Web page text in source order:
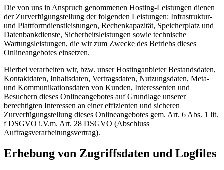
Die von uns in Anspruch genommenen Hosting-Leistungen dienen
der Zurverfügungstellung der folgenden Leistungen: Infrastruktur-
und Plattformdienstleistungen, Rechenkapazität, Speicherplatz und
Datenbankdienste, Sicherheitsleistungen sowie technische
Wartungsleistungen, die wir zum Zwecke des Betriebs dieses
Onlineangebotes einsetzen.
Hierbei verarbeiten wir, bzw. unser Hostinganbieter Bestandsdaten,
Kontaktdaten, Inhaltsdaten, Vertragsdaten, Nutzungsdaten, Meta-
und Kommunikationsdaten von Kunden, Interessenten und
Besuchern dieses Onlineangebotes auf Grundlage unserer
berechtigten Interessen an einer effizienten und sicheren
Zurverfügungstellung dieses Onlineangebotes gem. Art. 6 Abs. 1 lit.
f DSGVO i.V.m. Art. 28 DSGVO (Abschluss
Auftragsverarbeitungsvertrag).
Erhebung von Zugriffsdaten und Logfiles